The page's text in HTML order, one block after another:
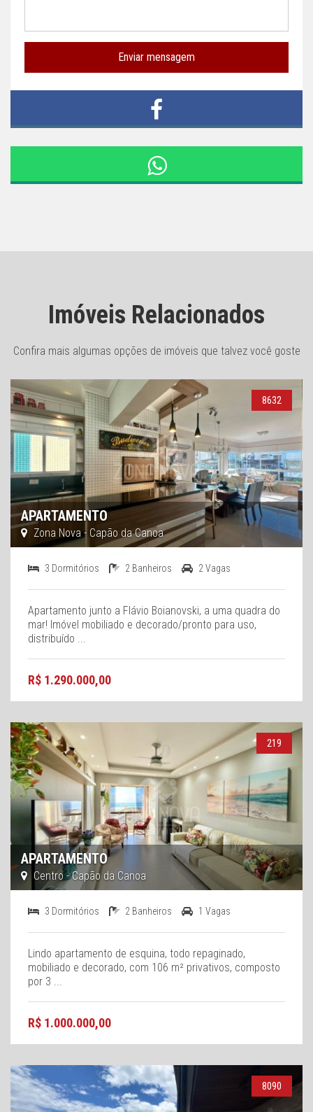
Enviar mensagem
Imóveis Relacionados
Confira mais algumas opções de imóveis que talvez você goste
8632
APARTAMENTO
Zona Nova - Capão da Canoa
3 Dormitórios 2 Banheiros 2 Vagas
Apartamento junto a Flávio Boianovski, a uma quadra do
mar! Imóvel mobiliado e decorado/pronto para uso,
distribuído ...
R$ 1.290.000,00
219
APARTAMENTO
Centro - Capão da Canoa
3 Dormitórios 2 Banheiros 1 Vagas
Lindo apartamento de esquina, todo repaginado,
mobiliado e decorado, com 106 m² privativos, composto
por 3 ...
R$ 1.000.000,00
8090